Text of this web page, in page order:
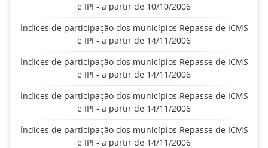
e IPI - a partir de 10/10/2006
Índices de participação dos municípios Repasse de ICMS
e IPI - a partir de 14/11/2006
Índices de participação dos municípios Repasse de ICMS
e IPI - a partir de 14/11/2006
Índices de participação dos municípios Repasse de ICMS
e IPI - a partir de 14/11/2006
Índices de participação dos municípios Repasse de ICMS
e IPI - a partir de 14/11/2006